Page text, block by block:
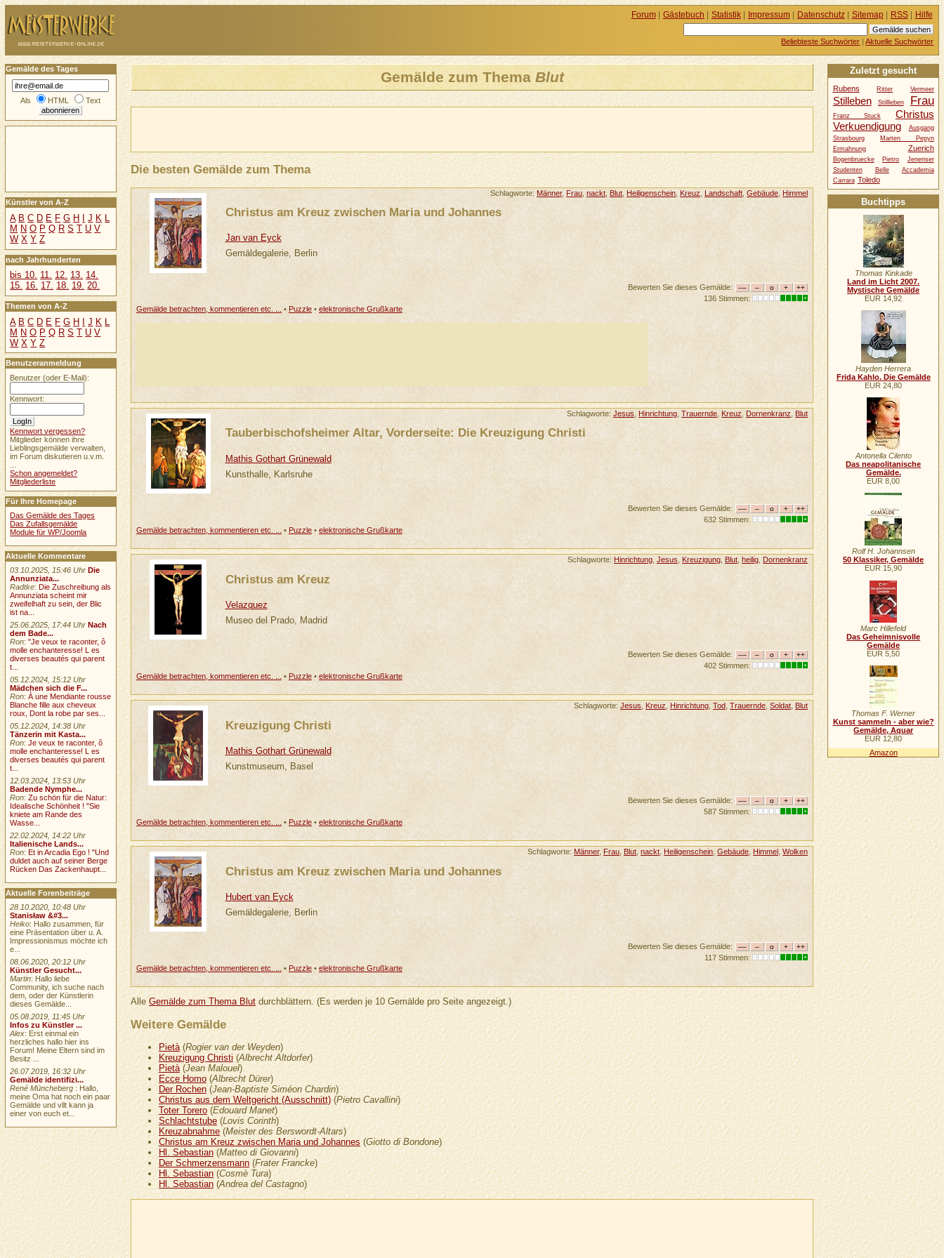
Gemälde zum Thema Blut
Die besten Gemälde zum Thema
Schlagworte:Männer,Frau ,nackt ,Blut Heiligenschein ,Kreuz ,Landschaft ,Gebäude ,Himmel
Christus am Kreuz zwischen Maria und Johannes
Jan van Eyck
Gemäldegalerie, Berlin
Bewerten Sie dieses Gemälde:
136 Stimmen:
Gemälde betrachten, kommentieren etc. ...
• Puzzle• elektronische Grußkarte
Schlagworte:Jesus Hinrichtung ,Trauernde Kreuz Dornenkranz Blut
Tauberbischofsheimer Altar, Vorderseite: Die Kreuzigung Christi
Mathis Gothart Grünewald
Kunsthalle, Karlsruhe
Bewerten Sie dieses Gemälde:
632 Stimmen:
Gemälde betrachten, kommentieren etc. ...
• Puzzle• elektronische Grußkarte
Schlagworte: Hinrichtung ,Jesus Kreuzigung Blut heilig Dornenkranz
Christus am Kreuz
Velazquez
Museo del Prado, Madrid
Bewerten Sie dieses Gemälde:
402 Stimmen:
Gemälde betrachten, kommentieren etc. ...
• Puzzle• elektronische Grußkarte
Schlagworte:Jesus Kreuz Hinrichtung ,Tod ,Trauernde ,Soldat Blut
Kreuzigung Christi
Mathis Gothart Grünewald
Kunstmuseum, Basel
Bewerten Sie dieses Gemälde:
587 Stimmen:
Gemälde betrachten, kommentieren etc. ...
• Puzzle• elektronische Grußkarte
Schlagworte: Männer, Frau, Blut,nackt, Heiligenschein,Gebäude, Himmel ,Wolken
Christus am Kreuz zwischen Maria und Johannes
Hubert van Eyck
Gemäldegalerie, Berlin
Bewerten Sie dieses Gemälde:
117 Stimmen:
Gemälde betrachten, kommentieren etc. ...
• Puzzle• elektronische Grußkarte
AlleGemälde zum Thema Blutdurchblättern. (Es werden je 10 Gemälde pro Seite angezeigt.)
Weitere Gemälde
Pietà(Rogier van der Weyden)
Kreuzigung Christi(Albrecht Altdorfer)
Pietà(Jean Malouel)
Ecce Homo(Albrecht Dürer)
Der Rochen(Jean-Baptiste Siméon Chardin)
Christus aus dem Weltgericht (Ausschnitt)(Pietro Cavallini)
Toter Torero(Edouard Manet)
Schlachtstube(Lovis Corinth)
Kreuzabnahme(Meister des Berswordt-Altars)
Christus am Kreuz zwischen Maria und Johannes(Giotto di Bondone)
Hl. Sebastian(Matteo di Giovanni)
Der Schmerzensmann(Frater Francke)
Hl. Sebastian(Cosmè Tura)
Hl. Sebastian(Andrea del Castagno)
Gemälde des Tages
Als HTML Text
Künstler von A-Z
A B C D E F G H J K L
M N O P Q R S T U V
W X Y Z
nach Jahrhunderten
bis 10. 11. 12. 13. 14.
15. 16. 17. 18. 19. 20.
Themen von A-Z
A B C D E F G H I J K L
M N O P Q R S T U V
W X Y Z
Benutzeranmeldung
Benutzer (oder E-Mail):
Kennwort:
Kennwort vergessen?
Mitglieder können ihre
Lieblingsgemälde verwalten,
im Forum diskutieren u.v.m.
Schon angemeldet?
Mitgliederliste
Für Ihre Homepage
Das Gemälde des Tages
Das Zufallsgemälde
Module für WP/Joomla
Aktuelle Kommentare
03.10.2025, 15:46 Uhr Die
Annunziata...
Radtke: Die Zuschreibung als
Annunziata scheint mir
zweifelhaft zu sein, der Blic
ist na...
25.06.2025, 17:44 Uhr Nach
dem Bade...
Ron:"Je veux te raconter, ô
molle enchanteresse! L es
diverses beautés qui parent
t...
05.12.2024, 15:12 Uhr
Mädchen sich die F...
Ron:À une Mendiante rousse
Blanche fille aux cheveux
roux, Dont la robe par ses...
05.12.2024, 14:38 Uhr
Tänzerin mit Kasta...
Ron:Je veux te raconter, ô
molle enchanteresse! L es
diverses beautés qui parent
t...
12.03.2024, 13:53 Uhr
Badende Nymphe...
Ron:Zu schön für die Natur:
Idealische Schönheit ! "Sie
kniete am Rande des
Wasse...
22.02.2024, 14:22 Uhr
Italienische Lands...
Ron:Et in Arcadia Ego ! "Und
duldet auch auf seiner Berge
Rücken Das Zackenhaupt...
Aktuelle Forenbeiträge
28.10.2020, 10:48 Uhr
Stanisław &#3...
Heiko: Hallo zusammen, für
eine Präsentation über u. A.
Impressionismus möchte ich
e...
08.06.2020, 20:12 Uhr
Künstler Gesucht...
Martin: Hallo liebe
Community, ich suche nach
dem, oder der Künstlerin
dieses Gemälde...
05.08.2019, 11:45 Uhr
Infos zu Künstler ...
Alex: Erst einmal ein
herzliches hallo hier ins
Forum! Meine Eltern sind im
Besitz ...
26.07.2019, 16:32 Uhr
Gemälde identifizi...
René Müncheberg : Hallo,
meine Oma hat noch ein paar
Gemälde und vllt kann ja
einer von euch et...
Forum| Gästebuch | Statistik| Impressum| Datenschutz| Sitemap| RSS| Hilfe
Beliebteste Suchwörter |Aktuelle Suchwörter
Zuletzt gesucht
Rubens Ritter Vermeer
Stilleben Stillleben Frau
Franz Stuck
Christus
Verkuendigung
Ausgang
Strasbourg
Marten Pepyn
Ermahnung
Zuerich
Bogenbruecke Pietro
Jenenser
Studenten
Belle
Accademia
Carrara Toledo
Buchtipps
Thomas Kinkade
Land im Licht 2007.
Mystische Gemälde
EUR 14,92
Hayden Herrera
Frida Kahlo. Die Gemälde
EUR 24,80
Antonella Cilento
Das neapolitanische
Gemälde.
EUR 8,00
Rolf H. Johannsen
50 Klassiker, Gemälde
EUR 15,90
Marc Hillefeld
Das Geheimnisvolle
Gemälde
EUR 5,50
Thomas F. Werner
Kunst sammeln - aber wie?
Gemälde, Aquar
EUR 12,80
Amazon